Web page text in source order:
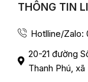
THÔNG TIN
Hotlline/Zalo:
20-21 đường
Thanh Phú,